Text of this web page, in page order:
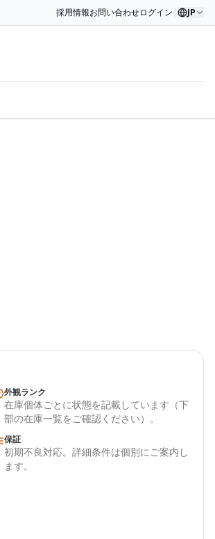
採用情報お問い合わせログイン | JP
外観ランク
在庫個体ごとに状態を記載しています（下
部の在庫一覧をご確認ください）。
保証
初期不良対応。詳細条件は個別にご案内し
ます。